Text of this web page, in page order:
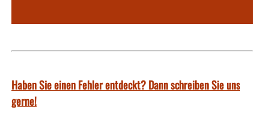
Haben Sie einen Fehler entdeckt? Dann schreiben Sie uns
gerne!